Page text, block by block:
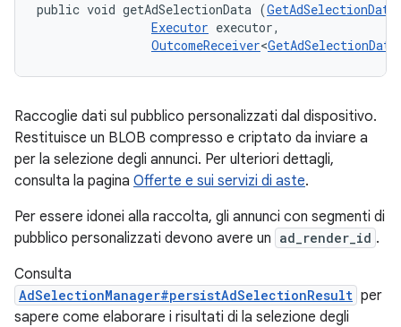
public void getAdSelectionData (
Executor executor,
OutcomeReceiver<
Raccoglie dati sul pubblico personalizzati dal dispositivo.
Restituisce un BLOB compresso e criptato da inviare a
per la selezione degli annunci. Per ulteriori dettagli,
consulta la pagina Offerte e sui servizi di aste.
Per essere idonei alla raccolta, gli annunci con segmenti di
pubblico personalizzati devono avere un ad_render_id .
Consulta
AdSelectionManager#persistAdSelectionResult per
sapere come elaborare i risultati di la selezione degli